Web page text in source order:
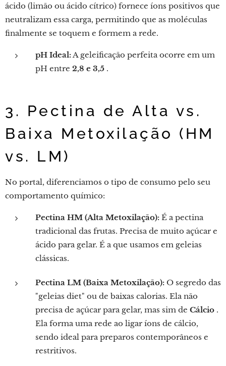
ácido (limão ou ácido cítrico) fornece íons positivos que
neutralizam essa carga, permitindo que as moléculas
finalmente se toquem e formem a rede.
pH Ideal:A geleificação perfeita ocorre em um
pH entre 2,8 e 3,5 .
3. Pectina de Alta vs.
Baixa Metoxilação (HM
vs. LM)
No portal, diferenciamos o tipo de consumo pelo seu
comportamento químico:
Pectina HM (Alta Metoxilação): É a pectina
tradicional das frutas. Precisa de muito açúcar e
ácido para gelar. É a que usamos em geleias
clássicas.
Pectina LM (Baixa Metoxilação): O segredo das
"geleias diet" ou de baixas calorias. Ela não
precisa de açúcar para gelar, mas sim de Cálcio .
Ela forma uma rede ao ligar íons de cálcio,
sendo ideal para preparos contemporâneos e
restritivos.